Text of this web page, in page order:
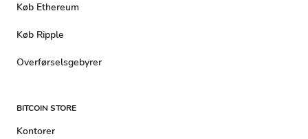
Køb Ethereum
Køb Ripple
Overførselsgebyrer
BITCOIN STORE
Kontorer